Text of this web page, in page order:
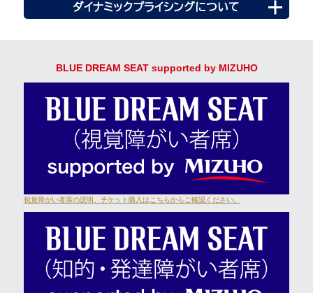
ダイナミックプライシングについて
BLUE DREAM SEAT supported by MIZUHO
視覚障がい者席の説明、チケット購入はこちらからご確認ください。